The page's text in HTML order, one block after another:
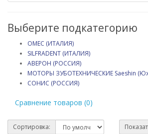
Выберите подкатегорию
OMEC (ИТАЛИЯ)
SILFRADENT (ИТАЛИЯ)
АВЕРОН (РОССИЯ)
МОТОРЫ ЗУБОТЕХНИЧЕСКИЕ Saeshin
СОНИС (РОССИЯ)
Сравнение товаров (0)
Сортировка: